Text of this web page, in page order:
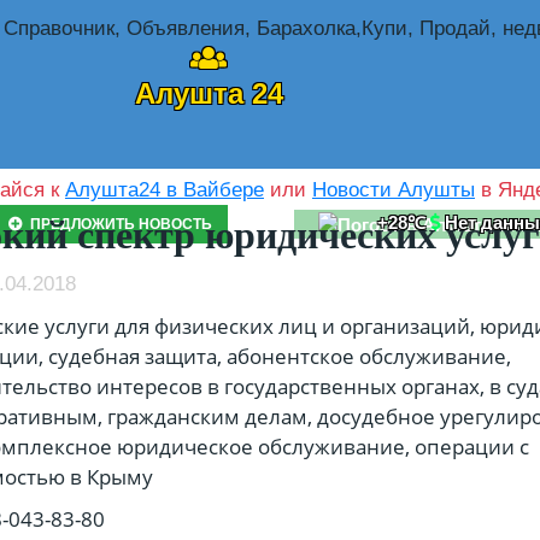
Алушта 24
ПРЕДЛОЖИТЬ НОВОСТЬ +28℃ Нет
к Алушта24 в Вайбереили Новости Алушты в
спектр юридических услуг
услуги для физических лиц и организаций,
судебная защита, абонентское обслуживание,
интересов в государственных органах, в
гражданским делам, досудебное
юридическое обслуживание, операции с
в Крыму
043-83-80